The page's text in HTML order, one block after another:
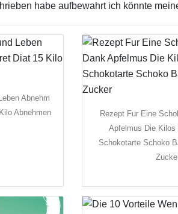
habe aufbewahrt ich könnte
Abnehm
Abnehmen
Rezept Fur Eine
Apfelmus Die
Schokotarte Schoko